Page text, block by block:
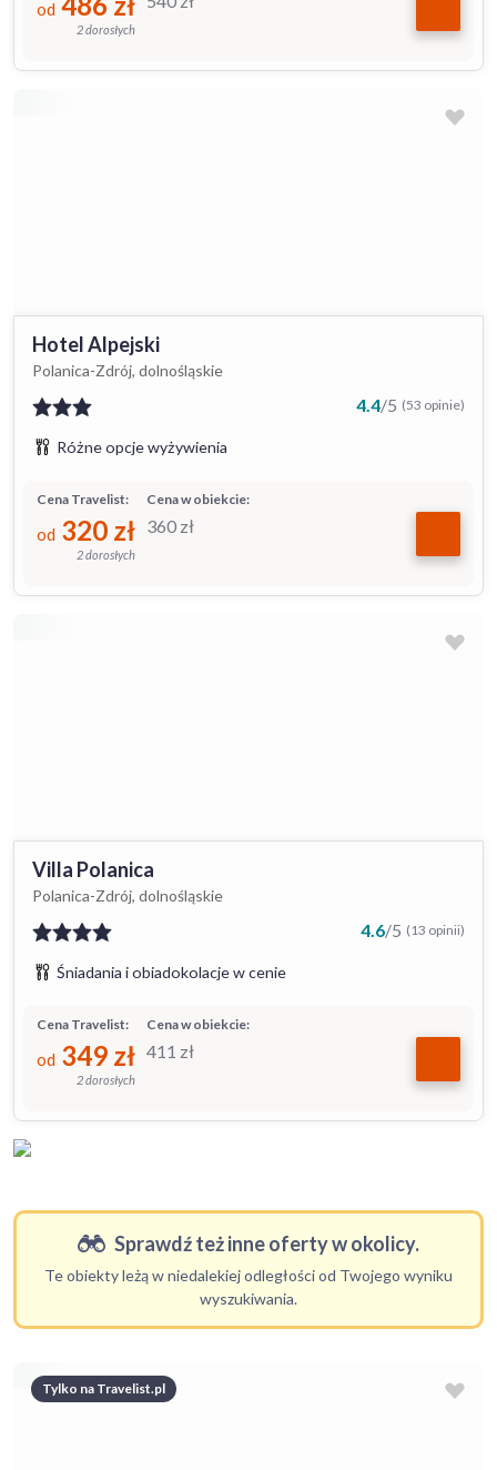
od
2 dorosłych
Hotel Alpejski
Polanica-Zdrój, dolnośląskie
4.4/5 (53 opinie)
Różne opcje wyżywienia
Cena w obiekcie:
360 zł
Cena Travelist:
od 320 zł
2 dorosłych
Villa Polanica
Polanica-Zdrój, dolnośląskie
4.6/5 (13 opinii)
Śniadania i obiadokolacje w cenie
Cena w obiekcie:
411 zł
Cena Travelist:
od 349 zł
2 dorosłych
Sprawdź też inne oferty w okolicy.
Te obiekty leżą w niedalekiej odległości od Twojego wyniku
wyszukiwania.
Tylko na Travelist.pl